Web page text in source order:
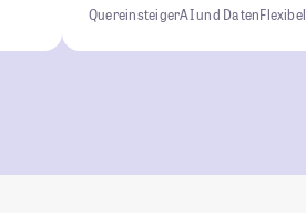
QuereinsteigerAI und DatenFlexibel